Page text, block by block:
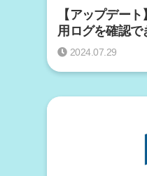
【アップデー
用ログを確認で
2024.07.29